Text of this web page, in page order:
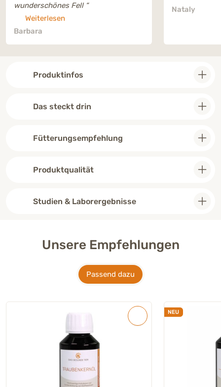
wunderschönes Fell “
Weiterlesen
Barbara
Nataly
Produktinfos
Das steckt drin
Fütterungsempfehlung
Produktqualität
Studien & Laborergebnisse
Unsere Empfehlungen
Passend dazu
NEU